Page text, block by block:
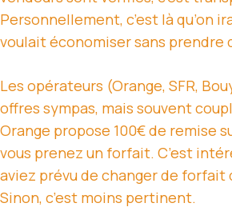
Personnellement, c’est là qu’on
voulait économiser sans prendre
Les opérateurs (Orange, SFR,
offres sympas, mais souvent
Orange propose 100€ de remise
vous prenez un forfait. C’est
aviez prévu de changer de
Sinon, c’est moins pertinent.